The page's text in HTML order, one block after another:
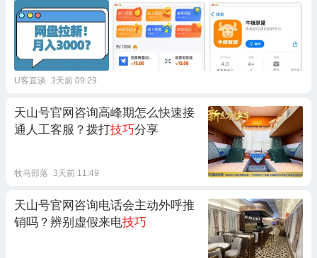
U客直谈 3天前 09:29
天山号官网咨询高峰期怎么快速接
通人工客服？拨打技巧分享
牧马部落 3天前 11:49
天山号官网咨询电话会主动外呼推
销吗？辨别虚假来电技巧